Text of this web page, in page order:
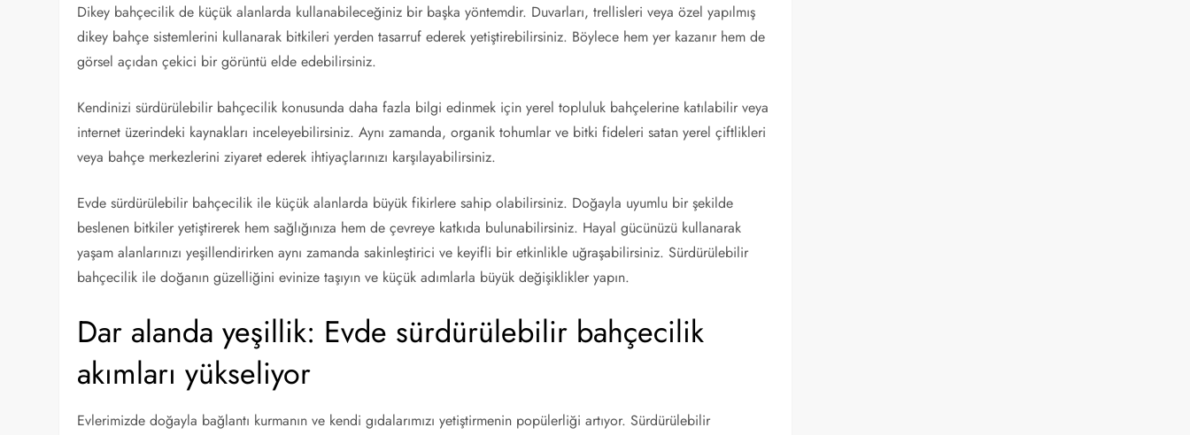
Dikey bahçecilik de küçük alanlarda kullanabileceğiniz bir başka yöntemdir. Duvarları, trellisleri veya özel yapılmış
dikey bahçe sistemlerini kullanarak bitkileri yerden tasarruf ederek yetiştirebilirsiniz. Böylece hem yer kazanır hem de
görsel açıdan çekici bir görüntü elde edebilirsiniz.
Kendinizi sürdürülebilir bahçecilik konusunda daha fazla bilgi edinmek için yerel topluluk bahçelerine katılabilir veya
internet üzerindeki kaynakları inceleyebilirsiniz. Aynı zamanda, organik tohumlar ve bitki fideleri satan yerel çiftlikleri
veya bahçe merkezlerini ziyaret ederek ihtiyaçlarınızı karşılayabilirsiniz.
Evde sürdürülebilir bahçecilik ile küçük alanlarda büyük fikirlere sahip olabilirsiniz. Doğayla uyumlu bir şekilde
beslenen bitkiler yetiştirerek hem sağlığınıza hem de çevreye katkıda bulunabilirsiniz. Hayal gücünüzü kullanarak
yaşam alanlarınızı yeşillendirirken aynı zamanda sakinleştirici ve keyifli bir etkinlikle uğraşabilirsiniz. Sürdürülebilir
bahçecilik ile doğanın güzelliğini evinize taşıyın ve küçük adımlarla büyük değişiklikler yapın.
Dar alanda yeşillik: Evde sürdürülebilir bahçecilik
akımları yükseliyor
Evlerimizde doğayla bağlantı kurmanın ve kendi gıdalarımızı yetiştirmenin popülerliği artıyor. Sürdürülebilir